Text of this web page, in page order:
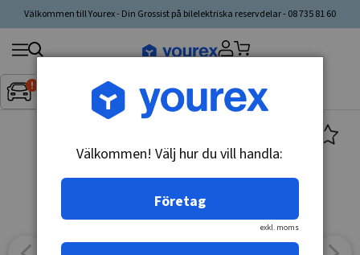
Välkommen till Yourex - Din Grossist på bilelektriska reservdelar - 08 735 81 60
Inget fordon valt▼
Sök
produkt,
tillverkare,
Välkommen! Välj hur du vill handla:
Företag
exkl. moms